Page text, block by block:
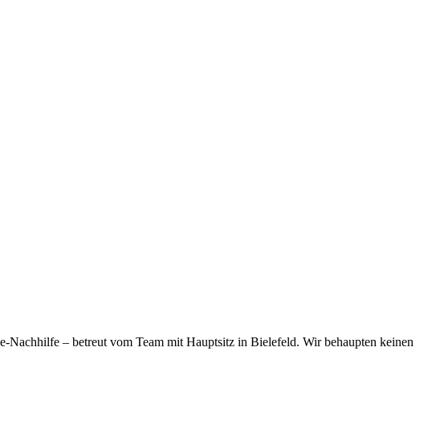
– betreut vom Team mit Hauptsitz in Bielefeld. Wir behaupten keinen